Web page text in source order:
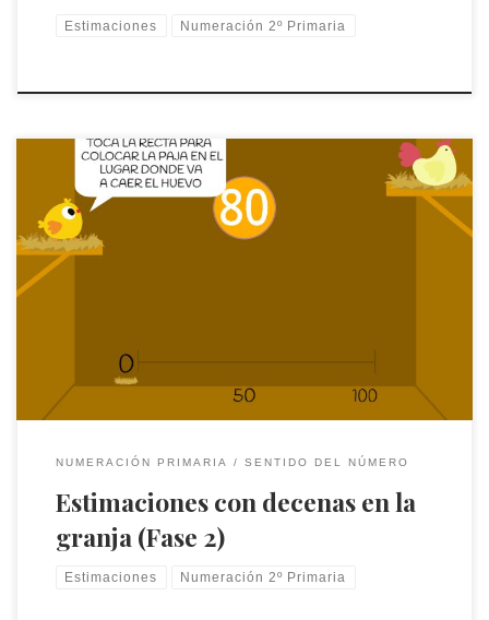
Estimaciones Numeración 2º Primaria
Fíjate en el número y toca la recta para colocar la paja en el
NUMERACIÓN PRIMARIA SENTIDO DEL NÚMERO
Estimaciones con decenas en la
granja (Fase 2)
Estimaciones Numeración 2º Primaria